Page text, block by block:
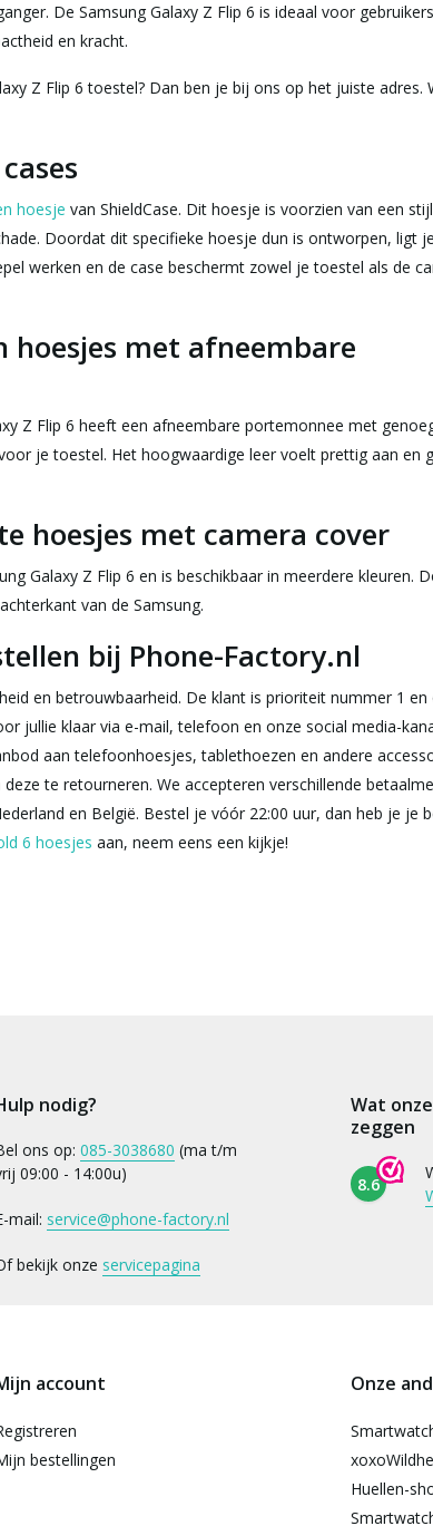
De Samsung Galaxy Z Flip 6 is ideaal voor
en kracht.
Z Flip 6 toestel? Dan ben je bij ons op het juiste adres.
hoesje van ShieldCase. Dit hoesje is voorzien van een
Doordat dit specifieke hoesje dun is ontworpen, ligt
werken en de case beschermt zowel je toestel als de
hoesjes met afneembare
Z Flip 6 heeft een afneembare portemonnee met
je toestel. Het hoogwaardige leer voelt prettig aan en
hoesjes met camera cover
Galaxy Z Flip 6 en is beschikbaar in meerdere kleuren.
van de Samsung.
bij Phone-Factory.nl
en betrouwbaarheid. De klant is prioriteit nummer 1 en
jullie klaar via e-mail, telefoon en onze social media-
aan telefoonhoesjes, tablethoezen en andere
te retourneren. We accepteren verschillende
en België. Bestel je vóór 22:00 uur, dan heb je je
6 hoesjes aan, neem eens een kijkje!
nodig?
ons op: 085-3038680 (ma t/m
09:00 - 14:00u)
mail: service@phone-factory.nl
bekijk onze servicepagina
Wat
zeggen
8.6
account
bestellingen
Onze
Huellen-